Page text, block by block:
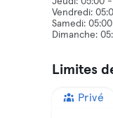
Vendredi:
Samedi:
Limites
Privé